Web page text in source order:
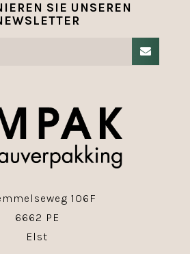
SIE UNSEREN
106F
6662 PE
Elst